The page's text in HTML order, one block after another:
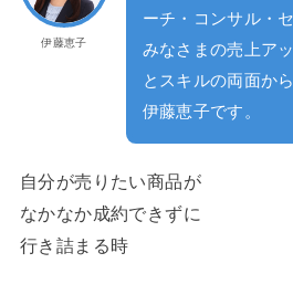
伊藤恵子
ーチ・コンサル・
みなさまの売上ア
とスキルの両面か
伊藤恵子です。
自分が売りたい商品が
なかなか成約できずに
行き詰まる時